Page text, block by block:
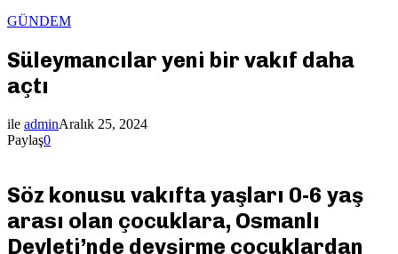
GÜNDEM
Süleymancılar yeni bir vakıf daha
açtı
ile adminAralık 25, 2024
Paylaş0
Söz konusu vakıfta yaşları 0-6 yaş
arası olan çocuklara, Osmanlı
Devleti’nde devşirme çocuklardan